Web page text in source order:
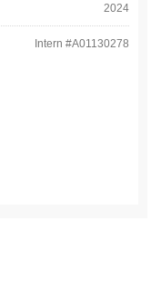
2024
Intern #A01130278